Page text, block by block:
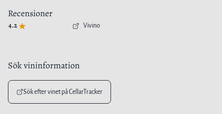
Recensioner
4.2 Vivino
Sök vininformation
Sök efter vinet på CellarTracker